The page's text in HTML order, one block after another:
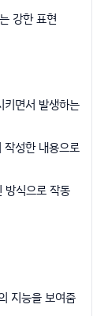
강한 표현
면서 발생하는
성한 내용으로
식으로 작동
지능을 보여줌